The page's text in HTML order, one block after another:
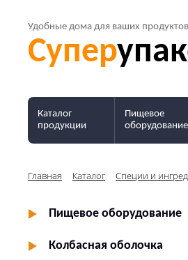
Удобные дома для ваших продуктов
Супер
Каталог
продукции
Пищевое
оборудование
Главная Каталог Специи и
Пищевое оборудование
Колбасная оболочка